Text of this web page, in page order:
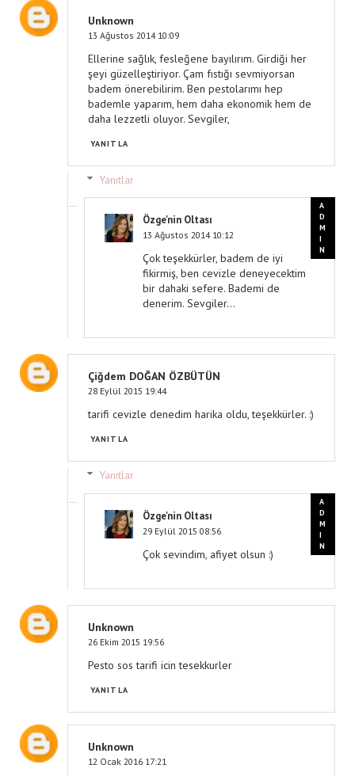
Unknown
13 Ağustos 2014 10:09
Ellerine sağlık, fesleğene bayılırım. Girdiği her
şeyi güzelleştiriyor. Çam fıstığı sevmiyorsan
badem önerebilirim. Ben pestolarımı hep
bademle yaparım, hem daha ekonomik hem de
daha lezzetli oluyor. Sevgiler,
YANITLA
Yanıtlar
Özge'nin Oltası
13 Ağustos 2014 10:12
Çok teşekkürler, badem de iyi
fikirmiş, ben cevizle deneyecektim
bir dahaki sefere. Bademi de
denerim. Sevgiler...
Çiğdem DOĞAN ÖZBÜTÜN
28 Eylül 2015 19:44
tarifi cevizle denedim harika oldu, teşekkürler. :)
YANITLA
Yanıtlar
Özge'nin Oltası
29 Eylül 2015 08:56
Çok sevindim, afiyet olsun :)
Unknown
26 Ekim 2015 19:56
Pesto sos tarifi icin tesekkurler
YANITLA
Unknown
12 Ocak 2016 17:21